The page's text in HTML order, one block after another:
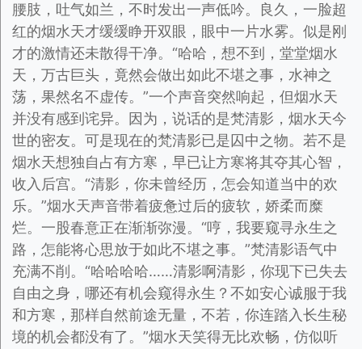
腰肢，吐气如兰，不时发出一声低吟。良久，一脸超
红的烟水天才缓缓睁开双眼，眼中一片水雾。似是刚
才的激情还未散得干净。“哈哈，想不到，堂堂烟水
天，万古巨头，竟然会做出如此不堪之事，水神之
荡，果然名不虚传。”一个声音突然响起，但烟水天
并没有感到诧异。因为，说话的是梵清影，烟水天今
世的密友。可是现在的梵清影已是囚中之物。若不是
烟水天想独自占有方寒，早已让方寒将其夺其心智，
收入后宫。“清影，你未曾经历，怎会知道当中的欢
乐。”烟水天声音带着疲惫过后的疲软，娇柔而糜
烂。一股春意正在渐渐弥漫。“哼，我要窥寻永生之
路，怎能将心思放于如此不堪之事。”梵清影语气中
充满不削。“哈哈哈哈……清影啊清影，你现下已失去
自由之身，哪还有机会窥得永生？不如安心诚服于我
和方寒，那样自然前途无量，不若，你连踏入长生秘
境的机会都没有了。”烟水天笑得无比欢畅，仿似听